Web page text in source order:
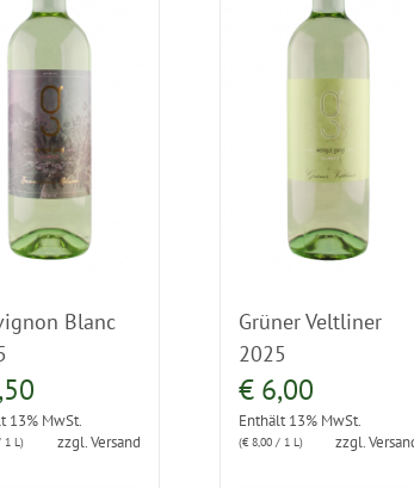
Blanc
13% MwSt.
1 L) zzgl.Versand
Grüner Veltliner
2025
€6,00
Enthält 13% MwSt.
(€8,00/ 1 L) zzgl.